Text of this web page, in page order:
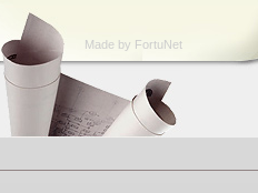
Made by FortuNet